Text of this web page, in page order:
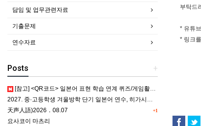
부탁드
* 유튜
* 링크
담임 및 업무관련자료
기출문제
연수자료
+
Posts
[참고] <QR코드> 일본어 표현 학습 연계 퀴즈/게임활동 5종
2027. 중·고등학생 겨울방학 단기 일본어 연수, 히가시카와 공립 일본어학교 프로그램 사전안내
+1
天声人語)2026．08.07
요사코이 마츠리